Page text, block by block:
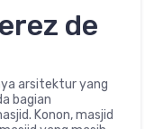
de
arsitektur yang
bagian
Konon, masjid